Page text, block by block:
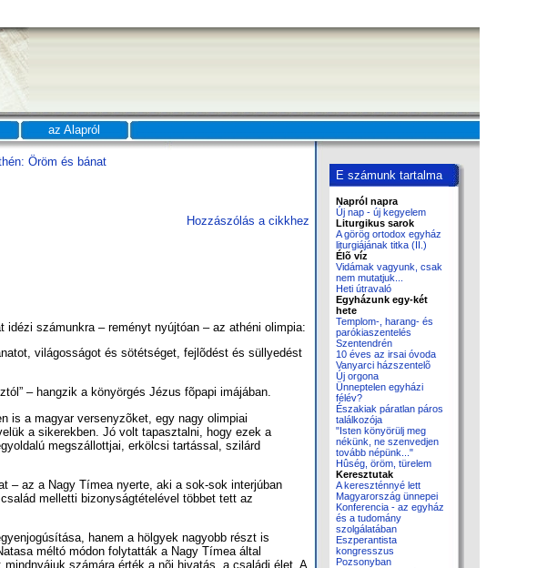
az Alapról
Öröm és bánat
Hozzászólás a cikkhez
számunkra – reményt nyújtóan – az athéni olimpia:
világosságot és sötétséget, fejlõdést és süllyedést
– hangzik a könyörgés Jézus fõpapi imájában.
is a magyar versenyzõket, egy nagy olimpiai
a sikerekben. Jó volt tapasztalni, hogy ezek a
megszállottjai, erkölcsi tartással, szilárd
– az a Nagy Tímea nyerte, aki a sok-sok interjúban
melletti bizonyságtételével többet tett az
hanem a hölgyek nagyobb részt is
méltó módon folytatták a Nagy Tímea által
számára érték a nõi hivatás, a családi élet. A
E számunk tartalma
Napról napra
Új nap - új kegyelem
Liturgikus sarok
A görög ortodox egyház
liturgiájának titka (II.)
Élõ víz
Vidámak vagyunk, csak
nem mutatjuk...
Heti útravaló
Egyházunk egy-két
hete
Templom-, harang- és
parókiaszentelés
Szentendrén
10 éves az irsai óvoda
Vanyarci házszentelõ
Új orgona
Ünneptelen egyházi
félév?
Északiak páratlan páros
találkozója
"Isten könyörülj meg
nékünk, ne szenvedjen
tovább népünk..."
Hûség, öröm, türelem
Keresztutak
A kereszténnyé lett
Magyarország ünnepei
Konferencia - az egyház
és a tudomány
szolgálatában
Eszperantista
kongresszus
Pozsonyban